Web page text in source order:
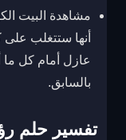
مشاهدة البيت
أنها ستتغلب
عازل أمام كل ما
بالسابق.
تفسير حلم